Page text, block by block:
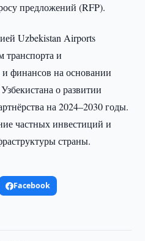
предложений (RFP).
Uzbekistan Airports
транспорта и
финансов на основании
о развитии
на 2024–2030 годы.
частных инвестиций и
страны.
Facebook